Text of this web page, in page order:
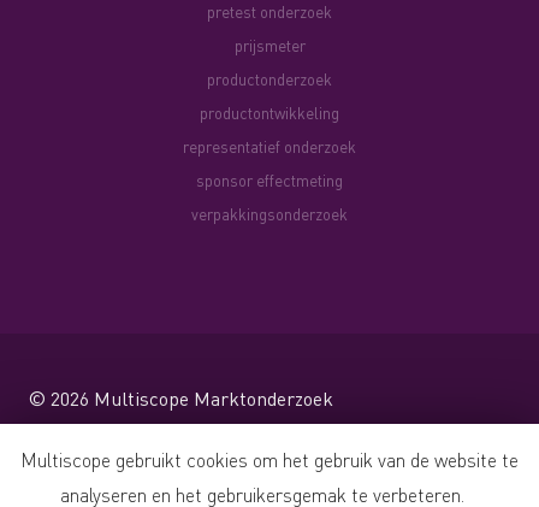
pretest onderzoek
prijsmeter
productonderzoek
productontwikkeling
representatief onderzoek
sponsor effectmeting
verpakkingsonderzoek
© 2026 Multiscope Marktonderzoek
Website by Shareforce
Multiscope gebruikt cookies om het gebruik van de website te
analyseren en het gebruikersgemak te verbeteren.